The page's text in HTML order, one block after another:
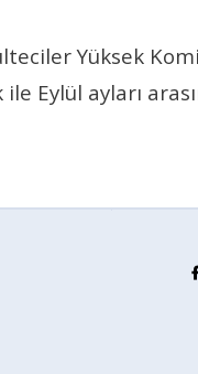
Yüksek
ile Eylül ayları